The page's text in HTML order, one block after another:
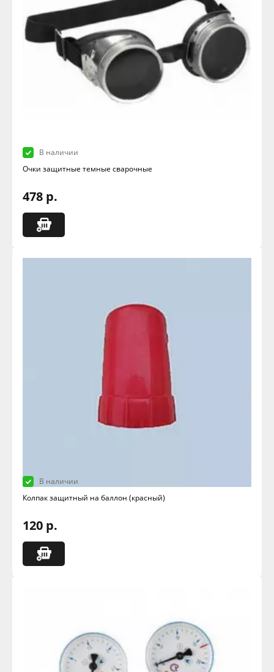
В наличии
Очки защитные темные сварочные
478 р.
В наличии
Колпак защитный на баллон (красный)
120 р.